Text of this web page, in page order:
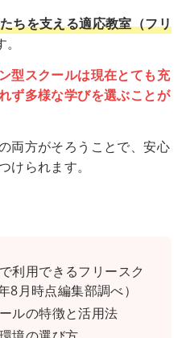
ちを支える適応教室（フリ
型スクールは現在とても充
ず多様な学びを選ぶことが
両方がそろうことで、安心
けられます。
利用できるフリースク
8月時点編集部調べ）
ルの特徴と活用法